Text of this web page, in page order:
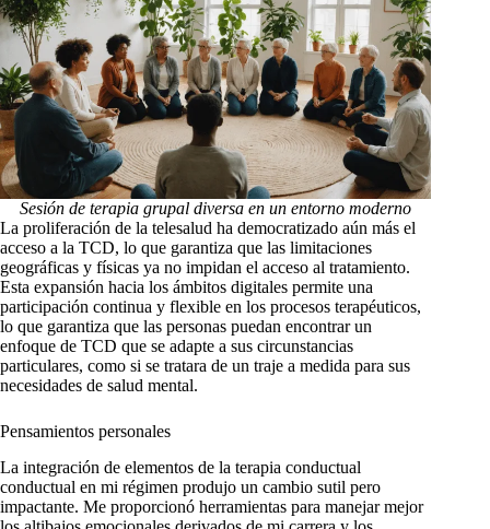
Sesión de terapia grupal diversa en un entorno moderno
La proliferación de la telesalud ha democratizado aún más el
acceso a la TCD, lo que garantiza que las limitaciones
geográficas y físicas ya no impidan el acceso al tratamiento.
Esta expansión hacia los ámbitos digitales permite una
participación continua y flexible en los procesos terapéuticos,
lo que garantiza que las personas puedan encontrar un
enfoque de TCD que se adapte a sus circunstancias
particulares, como si se tratara de un traje a medida para sus
necesidades de salud mental.
Pensamientos personales
La integración de elementos de la terapia conductual
conductual en mi régimen produjo un cambio sutil pero
impactante. Me proporcionó herramientas para manejar mejor